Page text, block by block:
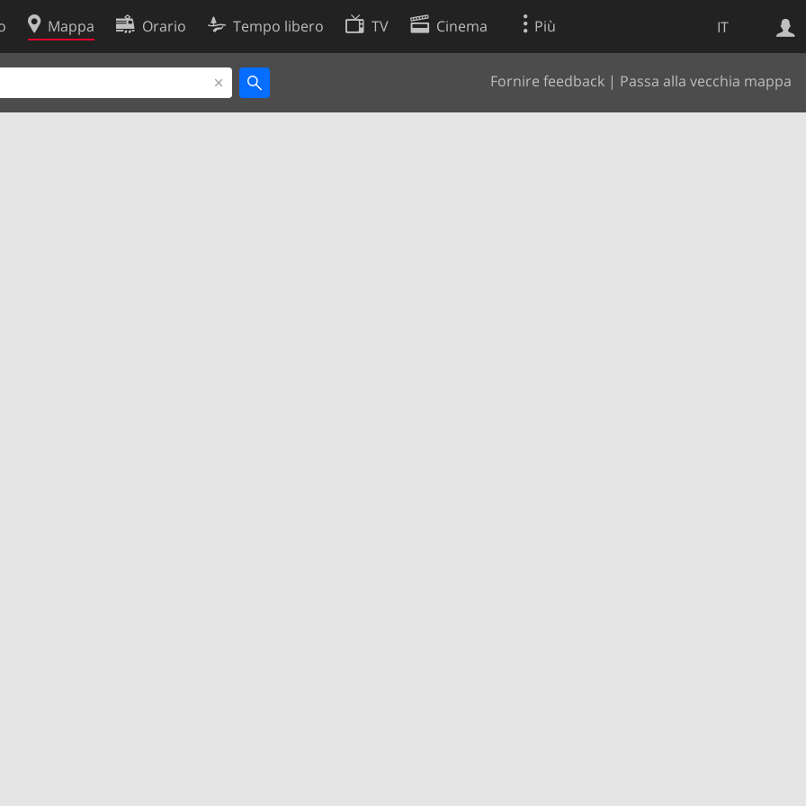
IT
Mappa Orario Tempo libero TV Cinema Più
Fornire feedback | Passa alla vecchia mappa
Ricerca Web
Politica sui cookie
Preferenze cookie